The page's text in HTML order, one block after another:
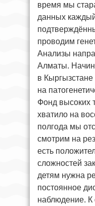
время мы
данных
проводим
Анализы
Алматы.
в
на
Фонд высоких
хватило на
полгода мы
смотрим на
есть
сложностей
детям нужна
постоянное
наблюдение.